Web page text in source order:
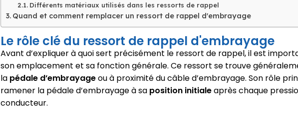
Différents matériaux utilisés dans les ressorts de rappel
Quand et comment remplacer un ressort de rappel d'embrayage
Le rôle clé du ressort de rappel d'embrayage
Avant d’expliquer à quoi sert précisément le ressort de rappel, il est
son emplacement et sa fonction générale. Ce ressort se trouve
la pédale d’embrayageou à proximité du câble d’embrayage. Son rôle
ramener la pédale d’embrayage à sa position initialeaprès chaque
conducteur.